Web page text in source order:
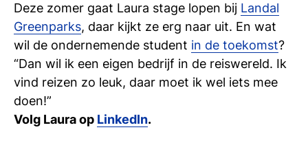
Deze zomer gaat Laura stage lopen bij Landal
Greenparks, daar kijkt ze erg naar uit. En wat
wil de ondernemende student in de toekomst?
“Dan wil ik een eigen bedrijf in de reiswereld. Ik
vind reizen zo leuk, daar moet ik wel iets mee
doen!”
Volg Laura op LinkedIn.